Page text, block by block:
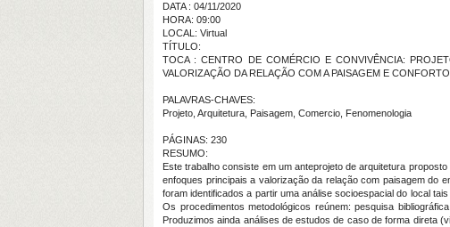
DATA : 04/11/2020
HORA: 09:00
LOCAL: Virtual
TÍTULO:
TOCA : CENTRO DE COMÉRCIO E CONVIVÊNCIA:
VALORIZAÇÃO DA RELAÇÃO COM A PAISAGEM E
PALAVRAS-CHAVES:
Projeto, Arquitetura, Paisagem, Comercio, Fenomenologia
PÁGINAS: 230
RESUMO:
Este trabalho consiste em um anteprojeto de arquitetura
enfoques principais a valorização da relação com paisagem do
foram identificados a partir uma análise socioespacial do local
Os procedimentos metodológicos reúnem: pesquisa
Produzimos ainda análises de estudos de caso de forma direta